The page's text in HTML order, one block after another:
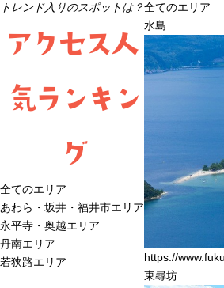
ト レ ンド入 りのスポッ トは？
アクセス人
気ランキン
グ
全てのエリア
あわら・坂井・福井市エリア
永平寺・奥越エリア
丹南エリア
若狭路エリア
全てのエリア
水島
https://
東尋坊